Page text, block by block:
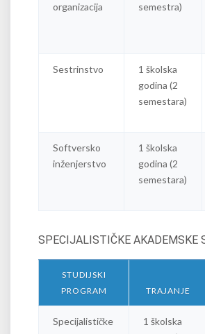
organizacija
semestra)
Sestrinstvo
1 školska
godina (2
semestara)
Softversko
inženjerstvo
1 školska
godina (2
semestara)
SPECIJALISTIČKE AKADEMSKE
STUDIJSKI
PROGRAM
TRAJANJE
Specijalističke
1 školska